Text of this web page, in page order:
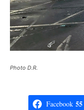
Photo D.R.
Facebook 55